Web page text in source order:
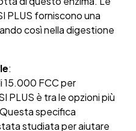
PLUS forniscono una
così nella digestione
:
15.000 FCC per
PLUS è tra le opzioni più
specifica
studiata per aiutare